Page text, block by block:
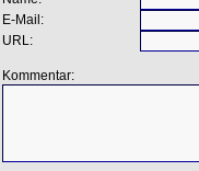
E-Mail:
URL:
Kommentar: